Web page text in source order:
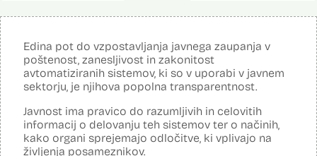
Edina pot do vzpostavljanja javnega zaupanja v
poštenost, zanesljivost in zakonitost
avtomatiziranih sistemov, ki so v uporabi v javnem
sektorju, je njihova popolna transparentnost.
Javnost ima pravico do razumljivih in celovitih
informacij o delovanju teh sistemov ter o načinih,
kako organi sprejemajo odločitve, ki vplivajo na
življenja posameznikov.